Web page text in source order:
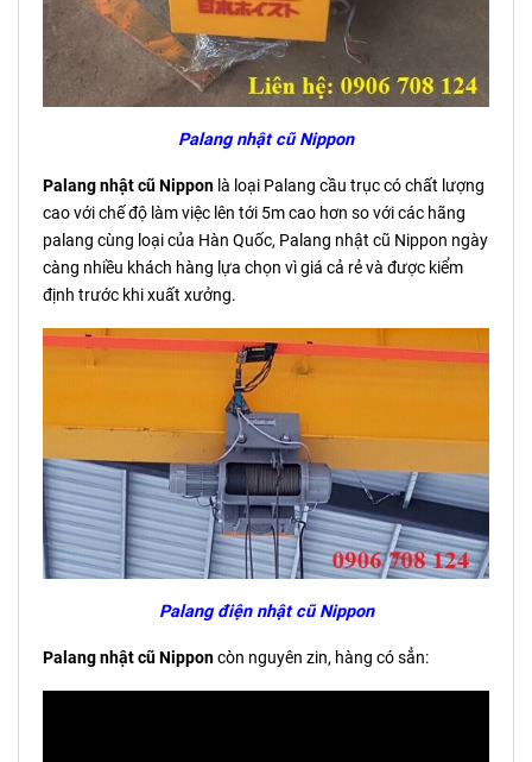
Palang nhật cũ Nippon
Palang nhật cũ Nippon là loại Palang cầu trục có chất lượng
cao với chế độ làm việc lên tới 5m cao hơn so với các hãng
palang cùng loại của Hàn Quốc, Palang nhật cũ Nippon ngày
càng nhiều khách hàng lựa chọn vì giá cả rẻ và được kiểm
định trước khi xuất xưởng.
Palang điện nhật cũ Nippon
Palang nhật cũ Nipponcòn nguyên zin, hàng có sẳn: